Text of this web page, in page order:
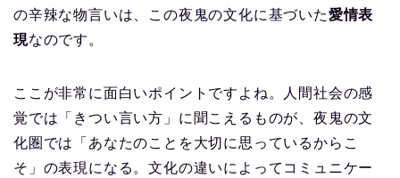
の辛辣な物言いは、この夜鬼の文化に基づいた愛情表
現なのです。
ここが非常に面白いポイントですよね。人間社会の感
覚では「きつい言い方」に聞こえるものが、夜鬼の文
化圏では「あなたのことを大切に思っているからこ
そ」の表現になる。文化の違いによってコミュニケー